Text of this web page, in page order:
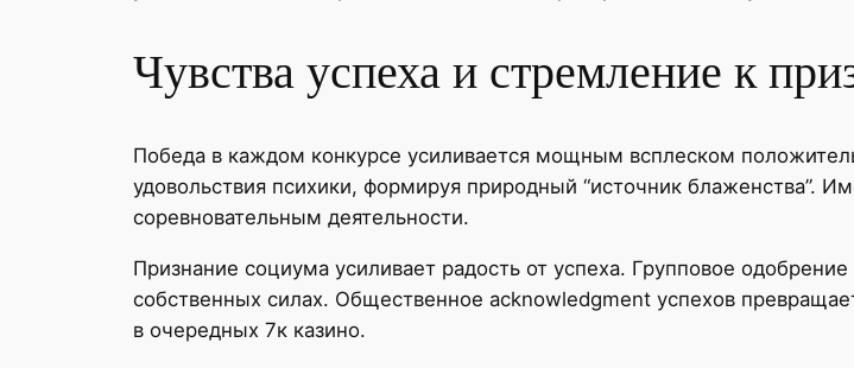
Чувства успеха и стремление к
Победа в каждом конкурсе усиливается мощным всплеском
удовольствия психики, формируя природный “источник блаженства”.
соревновательным деятельности.
Признание социума усиливает радость от успеха. Групповое
собственных силах. Общественное acknowledgment успехов
в очередных 7к казино.